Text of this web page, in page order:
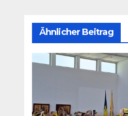
Ähnlicher Beitrag